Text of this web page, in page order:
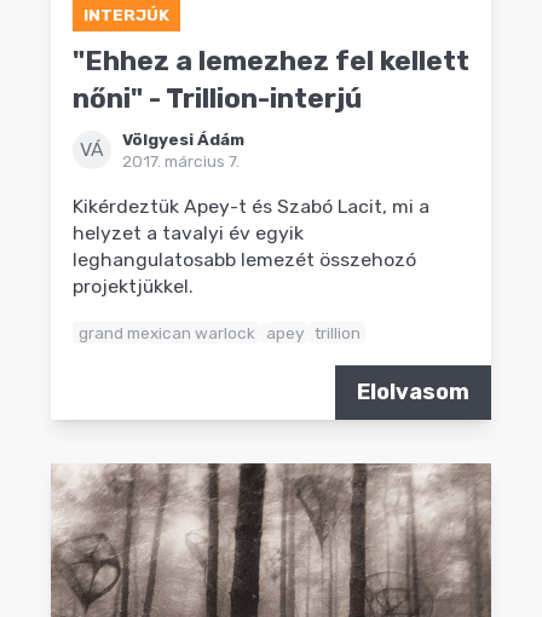
INTERJÚK
"Ehhez a lemezhez fel kellett
nőni" - Trillion-interjú
VÁ
Völgyesi Ádám
2017. március 7.
Kikérdeztük Apey-t és Szabó Lacit, mi a
helyzet a tavalyi év egyik
leghangulatosabb lemezét összehozó
projektjükkel.
grand mexican warlock apey trillion
Elolvasom